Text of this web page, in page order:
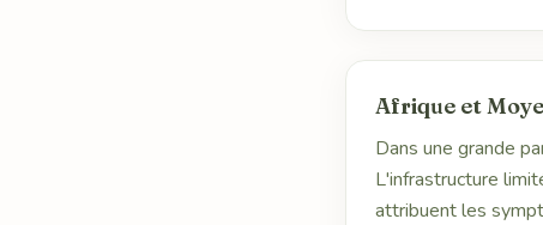
Afrique et
Dans une grande
L'infrastructure
attribuent les